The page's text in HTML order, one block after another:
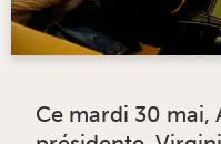
Ce mardi 30 mai,